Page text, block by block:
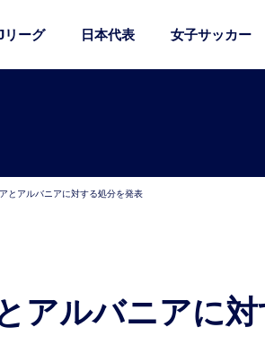
リーグ 日本代表 女子サッカー
とアルバニアに対する処分を発表
アルバニアに